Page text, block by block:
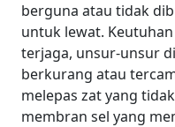
berguna atau tidak
untuk lewat.
terjaga, unsur-unsur
berkurang atau
melepas zat yang
membran sel yang